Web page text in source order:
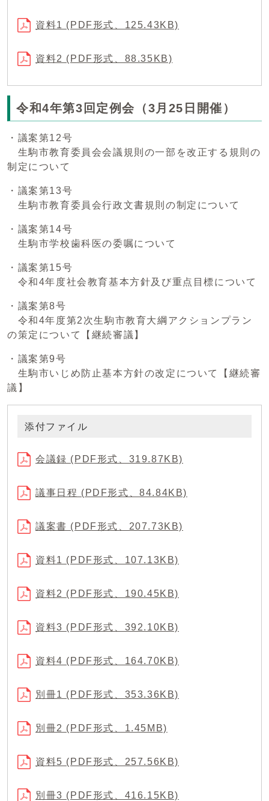
資料1 (PDF形式、125.43KB)
資料2 (PDF形式、88.35KB)
令和4年第3回定例会（3月25日開催）
・議案第12号
生駒市教育委員会会議規則の一部を改正する規則の
制定について
・議案第13号
生駒市教育委員会行政文書規則の制定について
・議案第14号
生駒市学校歯科医の委嘱について
・議案第15号
令和4年度社会教育基本方針及び重点目標について
・議案第8号
令和4年度第2次生駒市教育大綱アクションプラン
の策定について【継続審議】
・議案第9号
生駒市いじめ防止基本方針の改定について【継続審
議】
添付ファイル
会議録 (PDF形式、319.87KB)
議事日程 (PDF形式、84.84KB)
議案書 (PDF形式、207.73KB)
資料1 (PDF形式、107.13KB)
資料2 (PDF形式、190.45KB)
資料3 (PDF形式、392.10KB)
資料4 (PDF形式、164.70KB)
別冊1 (PDF形式、353.36KB)
別冊2 (PDF形式、1.45MB)
資料5 (PDF形式、257.56KB)
別冊3 (PDF形式、416.15KB)